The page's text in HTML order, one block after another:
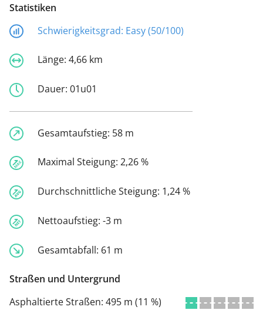
Statistiken
Schwierigkeitsgrad: Easy (50/100)
Länge: 4,66 km
Dauer: 01u01
Gesamtaufstieg: 58 m
Maximal Steigung: 2,26 %
Durchschnittliche Steigung: 1,24 %
Nettoaufstieg: -3 m
Gesamtabfall: 61 m
Straßen und Untergrund
Asphaltierte Straßen: 495 m (11 %)